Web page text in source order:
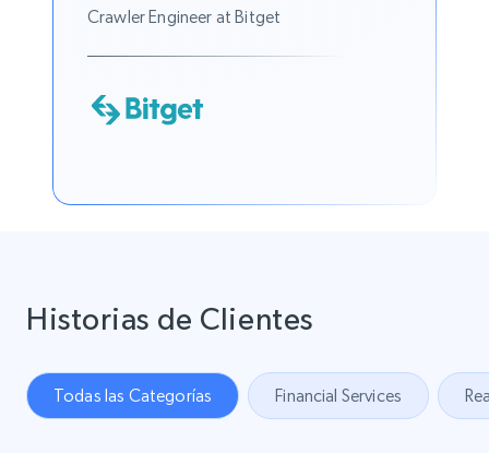
Crawler Engineer at Bitget
Historias de Clientes
Todas las Categorías Financial Services